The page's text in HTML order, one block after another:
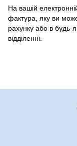
На вашій
фактура, яку ви
рахунку або в будь-
відділенні.